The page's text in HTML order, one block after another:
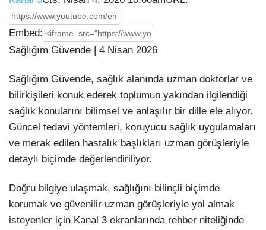
Embed:
Sağlığım Güvende | 4 Nisan 2026
Sağlığım Güvende, sağlık alanında uzman doktorlar ve
bilirkişileri konuk ederek toplumun yakından ilgilendiği
sağlık konularını bilimsel ve anlaşılır bir dille ele alıyor.
Güncel tedavi yöntemleri, koruyucu sağlık uygulamaları
ve merak edilen hastalık başlıkları uzman görüşleriyle
detaylı biçimde değerlendiriliyor.
Doğru bilgiye ulaşmak, sağlığını bilinçli biçimde
korumak ve güvenilir uzman görüşleriyle yol almak
isteyenler için Kanal 3 ekranlarında rehber niteliğinde